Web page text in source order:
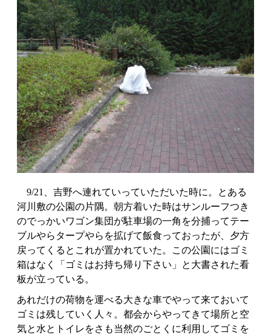
9/21、吉野へ連れていっていただいた時に。とある
河川敷の公園の片隅。朝方着いた時はサンルーフつき
のでっかいワゴン集団が駐車場の一角を分捕ってテー
ブルやらタープやらを拡げて飯食っておったが、夕方
戻ってくるとこれが置かれていた。この公園にはゴミ
箱はなく「ゴミはお持ち帰り下さい」と大書された看
板が立っている。
あれだけの荷物を運べる大きな車でやって来ておいて
ゴミは残していく人々。都会からやってきて場所と空
気と水とトイレをさも当然のごとくに利用してゴミを